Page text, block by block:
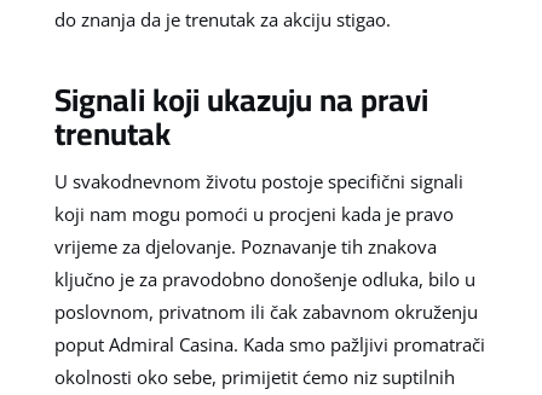
do znanja da je trenutak za akciju stigao.
Signali koji ukazuju na pravi
trenutak
U svakodnevnom životu postoje specifični signali
koji nam mogu pomoći u procjeni kada je pravo
vrijeme za djelovanje. Poznavanje tih znakova
ključno je za pravodobno donošenje odluka, bilo u
poslovnom, privatnom ili čak zabavnom okruženju
poput Admiral Casina. Kada smo pažljivi promatrači
okolnosti oko sebe, primijetit ćemo niz suptilnih